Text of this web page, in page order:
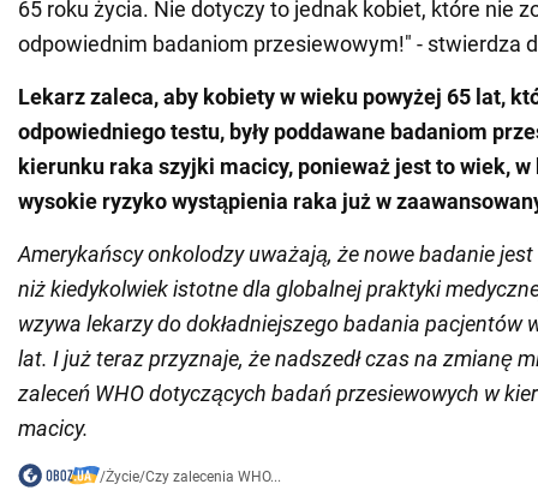
65 roku życia. Nie dotyczy to jednak kobiet, które nie
odpowiednim badaniom przesiewowym!" - stwierdza
Lekarz zaleca, aby kobiety w wieku powyżej 65 lat,
odpowiedniego testu, były poddawane badaniom
kierunku raka szyjki macicy, ponieważ jest to wiek,
wysokie ryzyko wystąpienia raka już w
Amerykańscy onkolodzy uważają, że nowe badanie
niż kiedykolwiek istotne dla globalnej praktyki
wzywa lekarzy do dokładniejszego badania pacjentów
lat. I już teraz przyznaje, że nadszedł czas na zmianę
zaleceń WHO dotyczących badań przesiewowych w
macicy.
/Życie/Czy zalecenia WHO...